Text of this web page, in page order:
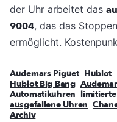
der Uhr arbeitet das
9004, das das
ermöglicht.
Audemars Piguet Hublot
Hublot Big Bang
Automatikuhren
ausgefallene Uhren
Archiv